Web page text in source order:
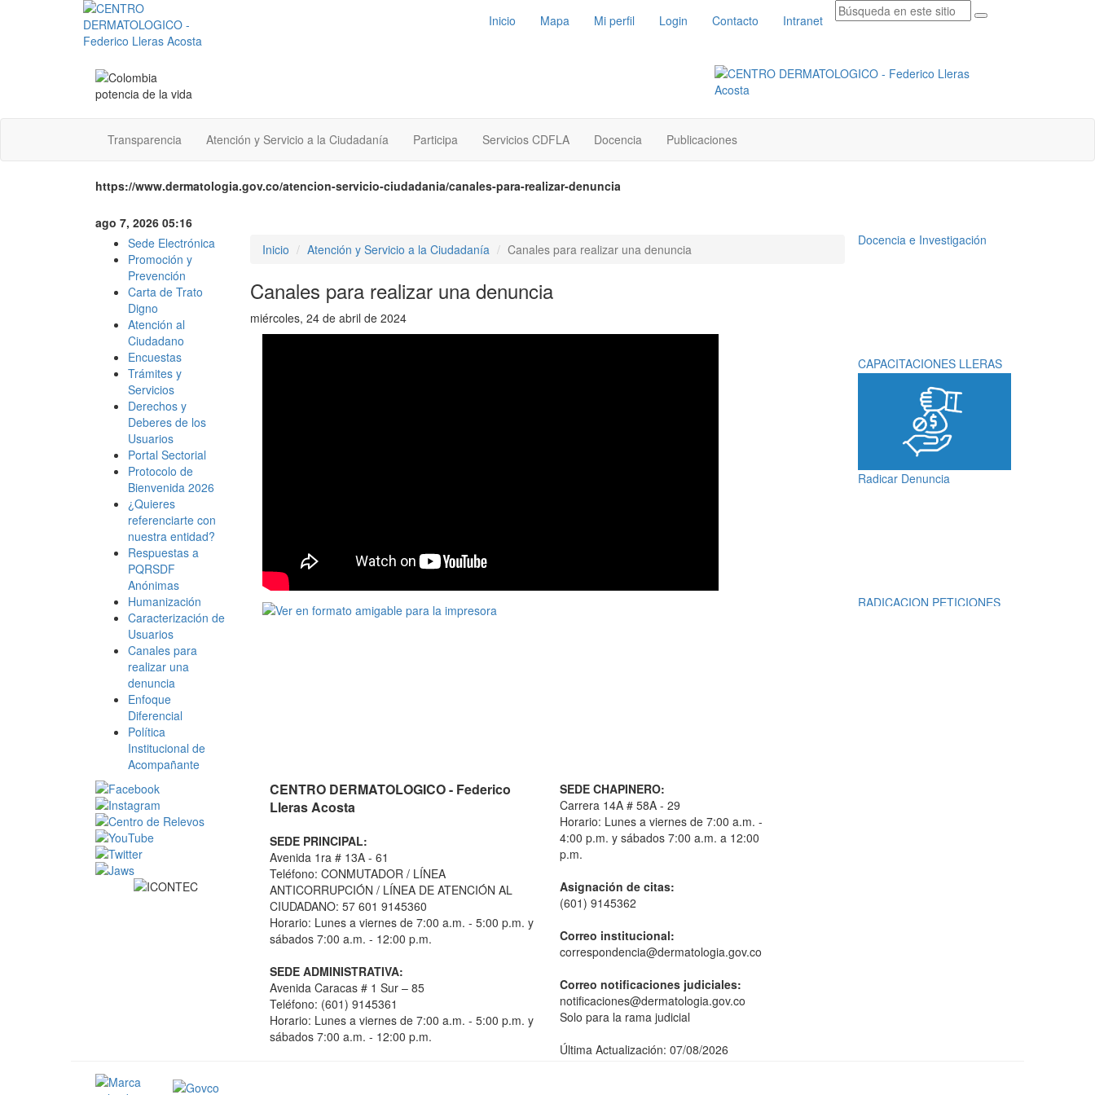
Inicio Mapa Mi perfil Login Contacto Intranet
Transparencia Atención y Servicio a la Ciudadanía Participa Servicios CDFLA Docencia Publicaciones
https://www.dermatologia.gov.co/atencion-servicio-ciudadania/canales-para-realizar-denuncia
ago 7, 2026 05:16
Sede Electrónica
Promoción y
Prevención
Carta de Trato
Digno
Atención al
Ciudadano
Encuestas
Trámites y
Servicios
Derechos y
Deberes de los
Usuarios
Portal Sectorial
Protocolo de
Bienvenida 2026
¿Quieres
referenciarte con
nuestra entidad?
Respuestas a
PQRSDF
Anónimas
Humanización
Caracterización de
Usuarios
Canales para
realizar una
denuncia
Enfoque
Diferencial
Política
Institucional de
Acompañante
Inicio Atención y Servicio a la Ciudadanía Canales para realizar una denuncia
Canales para realizar una denuncia
miércoles, 24 de abril de 2024
INSTITUCIONAL
Docencia e Investigación
CAPACITACIONES LLERAS
Radicar Denuncia
RADICACION PETICIONES
CENTRO DERMATOLOGICO - Federico
Lleras Acosta
SEDE PRINCIPAL:
Avenida 1ra # 13A - 61
Teléfono: CONMUTADOR / LÍNEA
ANTICORRUPCIÓN / LÍNEA DE ATENCIÓN AL
CIUDADANO: 57 601 9145360
Horario: Lunes a viernes de 7:00 a.m. - 5:00 p.m. y
sábados 7:00 a.m. - 12:00 p.m.
SEDE ADMINISTRATIVA:
Avenida Caracas # 1 Sur – 85
Teléfono: (601) 9145361
Horario: Lunes a viernes de 7:00 a.m. - 5:00 p.m. y
sábados 7:00 a.m. - 12:00 p.m.
SEDE CHAPINERO:
Carrera 14A # 58A - 29
Horario: Lunes a viernes de 7:00 a.m. -
4:00 p.m. y sábados 7:00 a.m. a 12:00
p.m.
Asignación de citas:
(601) 9145362
Correo institucional:
correspondencia@dermatologia.gov.co
Correo notificaciones judiciales:
notificaciones@dermatologia.gov.co
Solo para la rama judicial
Última Actualización: 07/08/2026